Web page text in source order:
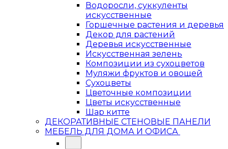
Водоросли, суккуленты
искусственные
Горшечные растения и деревья
Декор для растений
Деревья искусственные
Искусственная зелень
Композиции из сухоцветов
Муляжи фруктов и овощей
Сухоцветы
Цветочные композиции
Цветы искусственные
Шар китте
ДЕКОРАТИВНЫЕ СТЕНОВЫЕ ПАНЕЛИ
МЕБЕЛЬ ДЛЯ ДОМА И ОФИСА